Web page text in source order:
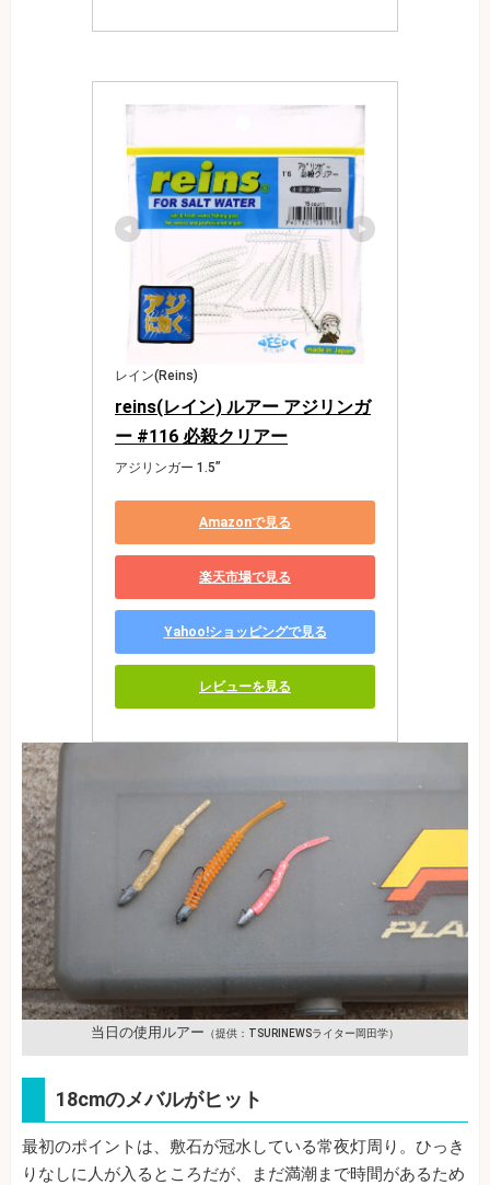
レイン(Reins)
reins(レイン) ルアー アジリンガ
ー #116 必殺クリアー
アジリンガー 1.5”
Amazonで見る
楽天市場で見る
Yahoo!ショッピングで見る
レビューを見る
当日の使用ルアー （提供：TSURINEWSライター岡田学）
18cmのメバルがヒット
最初のポイントは、敷石が冠水している常夜灯周り。ひっき
りなしに人が入るところだが、まだ満潮まで時間があるため